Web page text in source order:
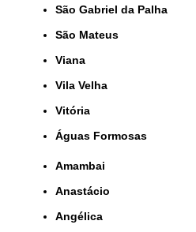
São Gabriel da Palha
São Mateus
Viana
Vila Velha
Vitória
Águas Formosas
Amambai
Anastácio
Angélica